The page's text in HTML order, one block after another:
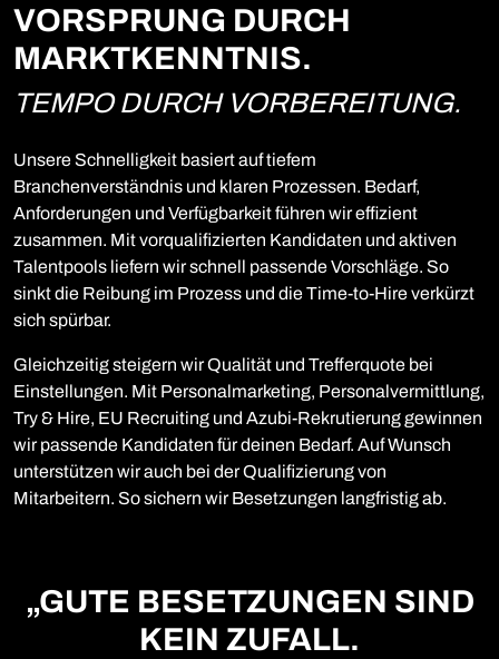
VORSPRUNG DURCH
MARKTKENNTNIS.
TEMPO DURCH VORBEREITUNG.
Unsere Schnelligkeit basiert auf tiefem
Branchenverständnis und klaren Prozessen. Bedarf,
Anforderungen und Verfügbarkeit führen wir effizient
zusammen. Mit vorqualifizierten Kandidaten und aktiven
Talentpools liefern wir schnell passende Vorschläge. So
sinkt die Reibung im Prozess und die Time-to-Hire verkürzt
sich spürbar.
Gleichzeitig steigern wir Qualität und Trefferquote bei
Einstellungen. Mit Personalmarketing, Personalvermittlung,
Try & Hire, EU Recruiting und Azubi-Rekrutierung gewinnen
wir passende Kandidaten für deinen Bedarf. Auf Wunsch
unterstützen wir auch bei der Qualifizierung von
Mitarbeitern. So sichern wir Besetzungen langfristig ab.
„GUTE BESETZUNGEN SIND
KEIN ZUFALL.